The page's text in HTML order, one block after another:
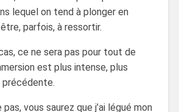
lequel on tend à plonger en
parfois, à ressortir.
ce ne sera pas pour tout de
est plus intense, plus
vous saurez que j’ai légué mon